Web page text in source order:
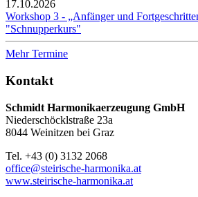
17.10.2026
Workshop 3 - „Anfänger und
"Schnupperkurs"
Mehr Termine
Kontakt
Schmidt Harmonikaerzeugung GmbH
Niederschöcklstraße 23a
8044 Weinitzen bei Graz
Tel. +43 (0) 3132 2068
office@steirische-harmonika.at
www.steirische-harmonika.at